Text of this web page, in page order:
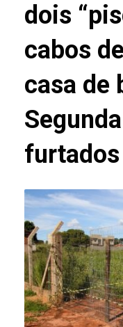
dois
cabos
casa de
furtados